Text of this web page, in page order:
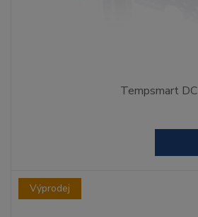
Tempsmart DC
Výprodej